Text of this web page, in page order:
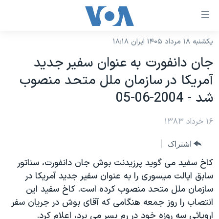
لینکهای
دسترسی
جهش
به
محتوای
اصلی
به
صفحه
جهش
به
جستجو
نسخه سبک وب‌سایت
موضوع ها
آمریکا
جهان
ورزشی
گزیده‌ها
ویژه برنامه‌ها
ویدیوها
برنامه های تلویزیونی
جدول برنامه ها
صفحه‌های ویژه
جام جهانی ۲۰۲۶
عملیات خشم حماسی
۲۵۰سالگی آمریکا
بایگانی برنامه‌های تلویزیونی
فرکانس‌های صدای آمریکا
پخش رادیویی
یادگیری زبان انگلیسی
یکشنبه ۱۸ مرداد ۱۴۰۵ ایران ۱۸:۱۸
جان دانفورت به عنوان سفير جديد
آمريکا در سازمان ملل متحد منصوب
شد - 2004-06-05
۱۶ خرداد ۱۳۸۳
اشتراک
کاخ سفيد می گويد پرزيدنت بوش جان دانفورت، سناتور
سابق ايالت ميسوری را به عنوان سفير جديد آمريکا در
سازمان ملل متحد منصوب کرده است. کاخ سفيد اين
انتصاب را روز جمعه هنگامی که آقای بوش در جريان سفر
اروپائی سه روزه خود در رم بسر می برد، اعلام کرد.